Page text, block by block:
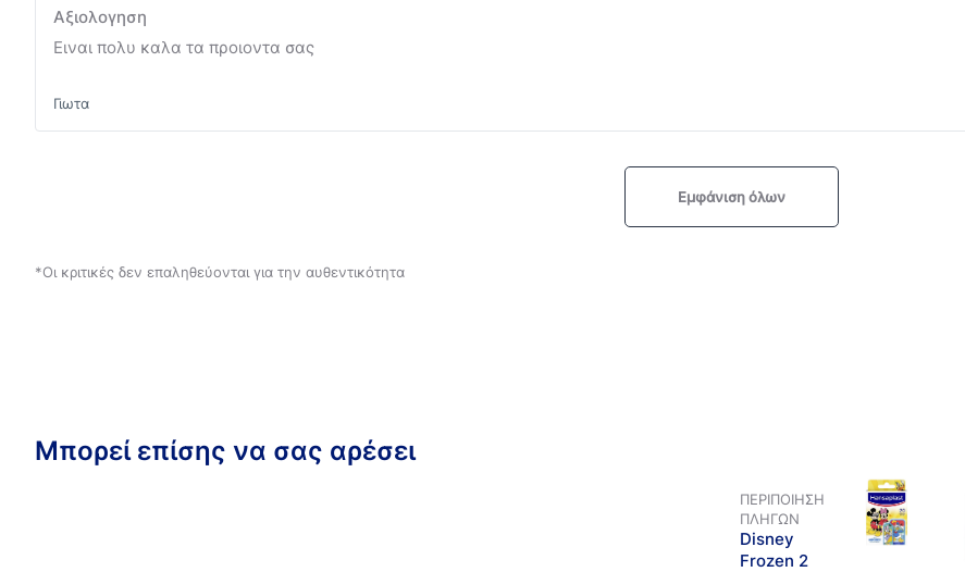
Αξιολογηση
Ειναι πολυ καλα τα προιοντα σας
Γιωτα
Εμφάνιση όλων
*Οι κριτικές δεν επαληθεύονται για την αυθεντικότητα
Μπορεί επίσης να σας αρέσει
ΠΕΡΙΠΟΊΗΣΗ
ΠΛΗΓΏΝ
Disney
Frozen 2